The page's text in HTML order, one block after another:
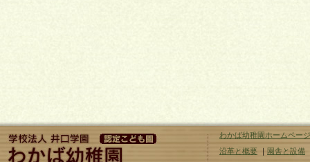
わかば幼稚園ホームペー
沿革と概要 ｜ 園舎と設備